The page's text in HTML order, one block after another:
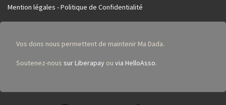
Mention légales - Politique de Confidentialité
Vos dons nous permettent de maintenir Ma Dada.
Soutenez-nous sur Liberapay ou via HelloAsso.